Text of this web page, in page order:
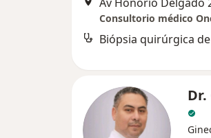
Consultorio médico